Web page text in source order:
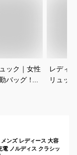
ック｜女性
バッグ！学
レディ
リュッ
ンズ レディース 大容
ノルディス クラシッ